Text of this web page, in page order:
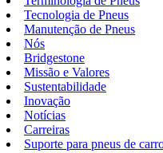
Tecnologia de Pneus
Manutenção de Pneus
Nós
Bridgestone
Missão e Valores
Sustentabilidade
Inovação
Notícias
Carreiras
Suporte para pneus de